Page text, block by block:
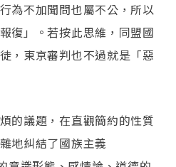
為不加聞問也屬不公，所以
復」。若按此思維，同盟國
，東京審判也不過就是「惡
的議題，在直觀簡約的性質
地糾結了國族主義